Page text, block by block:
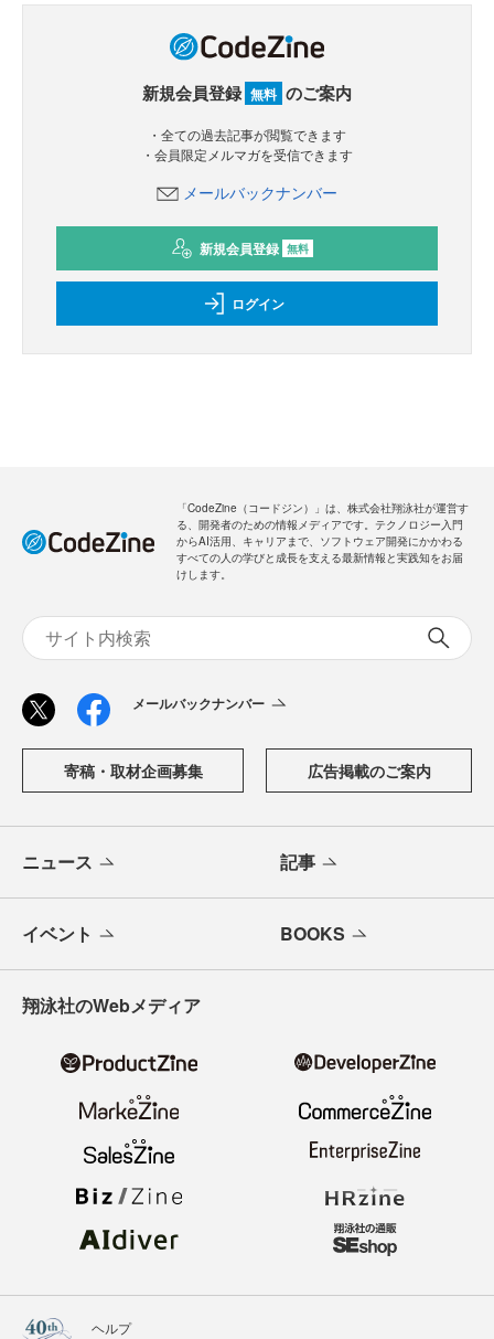
新規会員登録 無料
ログイン
からAI活用、キャリアまで、ソフトウェア開発にかかわる
すべての人の学びと成長を支える最新情報と実践知をお届
ニュース 記事
イベント BOOKS